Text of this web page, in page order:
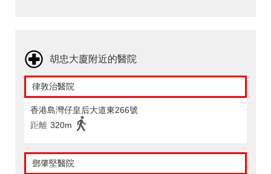
胡忠大廈附近的醫院
律敦治醫院
香港島灣仔皇后大道東266號
距離 320m
鄧肇堅醫院